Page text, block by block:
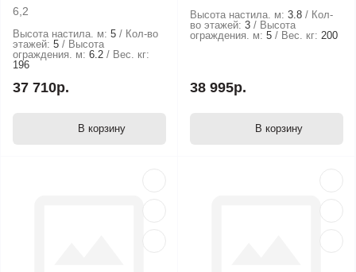
6,2
Высота настила. м: 5
Кол-во
этажей: 5
Высота
ограждения. м: 6.2
Вес. кг:
196
37 710р.
В корзину
Высота настила. м: 3.8
Кол-
во этажей: 3
Высота
ограждения. м: 5 Вес. кг: 200
38 995р.
В корзину